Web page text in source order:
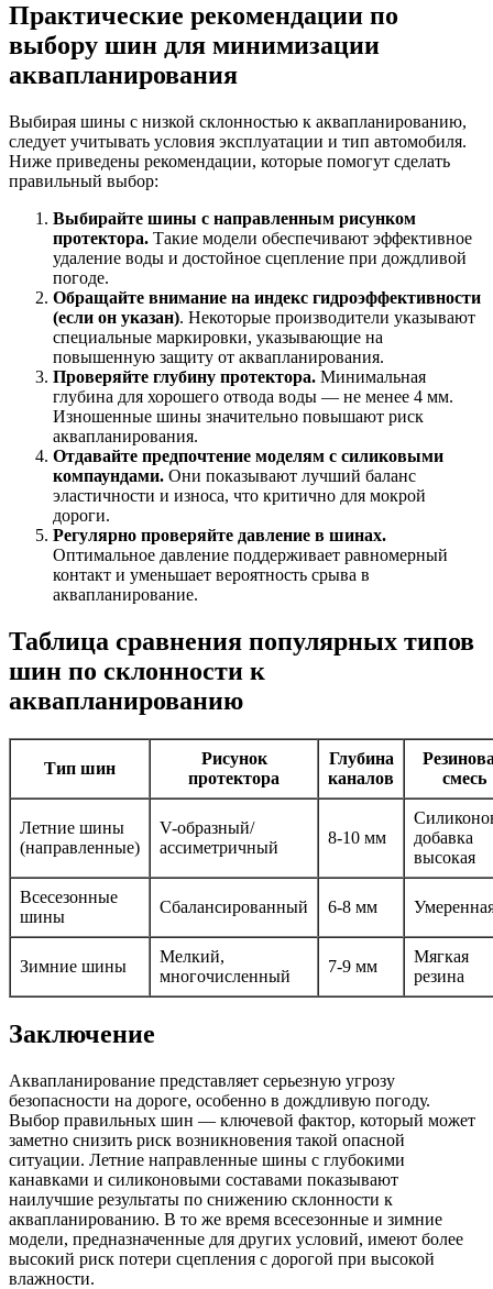
Практические рекомендации по
выбору шин для минимизации
аквапланирования
Выбирая шины с низкой склонностью к аквапланированию,
следует учитывать условия эксплуатации и тип автомобиля.
Ниже приведены рекомендации, которые помогут сделать
правильный выбор:
Выбирайте шины с направленным рисунком
протектора. Такие модели обеспечивают эффективное
удаление воды и достойное сцепление при дождливой
погоде.
Обращайте внимание на индекс гидроэффективности
(если он указан). Некоторые производители указывают
специальные маркировки, указывающие на
повышенную защиту от аквапланирования.
Проверяйте глубину протектора. Минимальная
глубина для хорошего отвода воды — не менее 4 мм.
Изношенные шины значительно повышают риск
аквапланирования.
Отдавайте предпочтение моделям с силиковыми
компаундами. Они показывают лучший баланс
эластичности и износа, что критично для мокрой
дороги.
Регулярно проверяйте давление в шинах.
Оптимальное давление поддерживает равномерный
контакт и уменьшает вероятность срыва в
аквапланирование.
Таблица сравнения популярных типов
шин по склонности к
аквапланированию
Тип шин
Рисунок
протектора
Глубина
каналов
смесь
Летние шины
(направленные)
V-образный/
ассиметричный
8-10 мм
добавка
высокая
Всесезонные
шины
Сбалансированный 6-8 мм
Зимние шины
Мелкий,
многочисленный
7-9 мм
Мягкая
резина
Заключение
Аквапланирование представляет серьезную угрозу
безопасности на дороге, особенно в дождливую погоду.
Выбор правильных шин — ключевой фактор, который может
заметно снизить риск возникновения такой опасной
ситуации. Летние направленные шины с глубокими
канавками и силиконовыми составами показывают
наилучшие результаты по снижению склонности к
аквапланированию. В то же время всесезонные и зимние
модели, предназначенные для других условий, имеют более
высокий риск потери сцепления с дорогой при высокой
влажности.